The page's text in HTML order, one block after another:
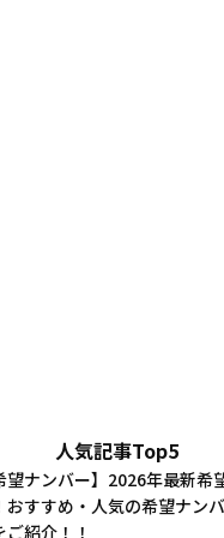
人気記事Top5
望ナンバー】2026年最新希
おすすめ・人気の希望ナン
ご紹介！！